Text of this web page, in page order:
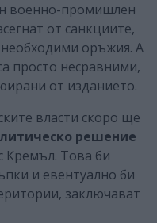
военно-промишлен
от санкциите,
необходими оръжия. А
просто несравними,
от изданието.
власти скоро ще
решение
Кремъл. Това би
и евентуално би
заключават